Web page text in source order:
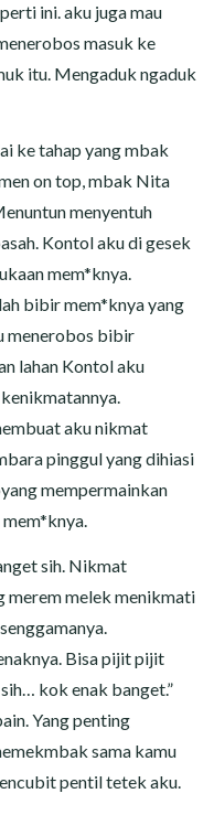
ini. aku juga mau
masuk ke
itu. Mengaduk ngaduk
ke tahap yang mbak
on top, mbak Nita
menyentuh
Kontol aku di gesek
mem*knya.
bibir mem*knya yang
menerobos bibir
lahan Kontol aku
aku nikmat
pinggul yang dihiasi
mempermainkan
sih. Nikmat
merem melek menikmati
Bisa pijit pijit
kok enak banget.”
Yang penting
sama kamu
pentil tetek aku.